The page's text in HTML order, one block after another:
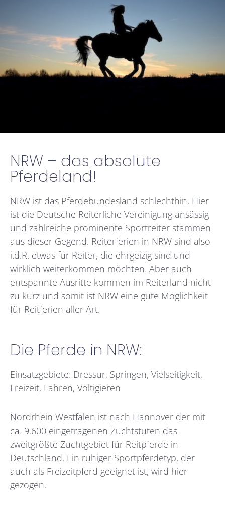
NRW – das absolute
Pferdeland!
NRW ist das Pferdebundesland schlechthin. Hier
ist die Deutsche Reiterliche Vereinigung ansässig
und zahlreiche prominente Sportreiter stammen
aus dieser Gegend. Reiterferien in NRW sind also
i.d.R. etwas für Reiter, die ehrgeizig sind und
wirklich weiterkommen möchten. Aber auch
entspannte Ausritte kommen im Reiterland nicht
zu kurz und somit ist NRW eine gute Möglichkeit
für Reitferien aller Art.
Die Pferde in NRW:
Einsatzgebiete: Dressur, Springen, Vielseitigkeit,
Freizeit, Fahren, Voltigieren
Nordrhein Westfalen ist nach Hannover der mit
ca. 9.600 eingetragenen Zuchtstuten das
zweitgrößte Zuchtgebiet für Reitpferde in
Deutschland. Ein ruhiger Sportpferdetyp, der
auch als Freizeitpferd geeignet ist, wird hier
gezogen.